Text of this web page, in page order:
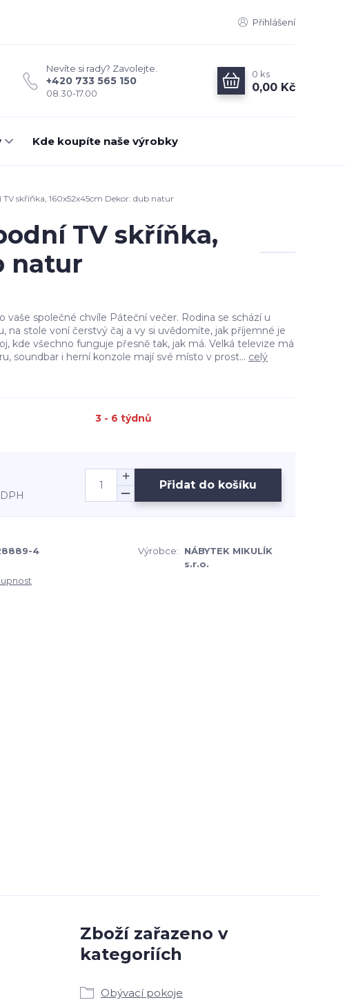
Přihlášení
Nevíte si rady? Zavolejte.
+420 733 565 150
08.30-17.00
0 ks
0,00 Kč
Kde koupíte naše výrobky
TV skříňka, 160x52x45cm Dekor: dub natur
TV skříňka,
natur
vaše společné chvíle Páteční večer. Rodina se schází u
na stole voní čerstvý čaj a vy si uvědomíte, jak příjemné je
kde všechno funguje přesně tak, jak má. Velká televize má
soundbar i herní konzole mají své místo v prost... celý
3 - 6 týdnů
Přidat do košíku
4 Výrobce:
NÁBYTEK MIKULÍK
s.r.o.
Zboží zařazeno v
kategoriích
Obývací pokoje